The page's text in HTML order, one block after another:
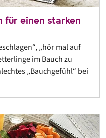
für einen starken
„hör mal auf
im Bauch zu
„Bauchgefühl“ bei